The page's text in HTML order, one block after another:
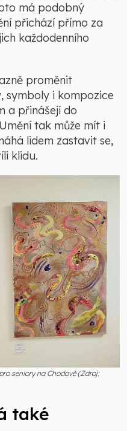
má podobný
přichází přímo za
každodenního
proměnit
symboly i kompozice
a přinášejí do
tak může mít i
lidem zastavit se,
klidu.
seniory na Chodově (Zdroj:
také